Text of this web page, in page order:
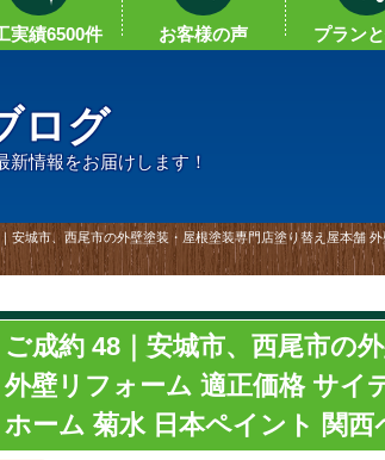
実績6500件 お客様の声 プラン
ログ
情報をお届けします！
安城市、西尾市の外壁塗装・屋根塗装専門店塗り替え屋本舗
ご成約 48｜安城市、西尾市の
外壁リフォーム 適正価格 サイ
ホーム 菊水 日本ペイント 関西